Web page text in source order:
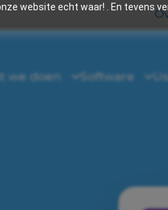
website echt waar! . En tevens
we doen Software